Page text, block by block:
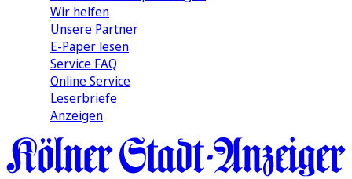
Wir helfen
Unsere Partner
E-Paper lesen
Service FAQ
Online Service
Leserbriefe
Anzeigen